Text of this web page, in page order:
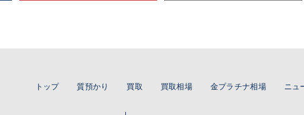
トップ 質預かり 買取 買取相場 金プラチナ相場 ニュ